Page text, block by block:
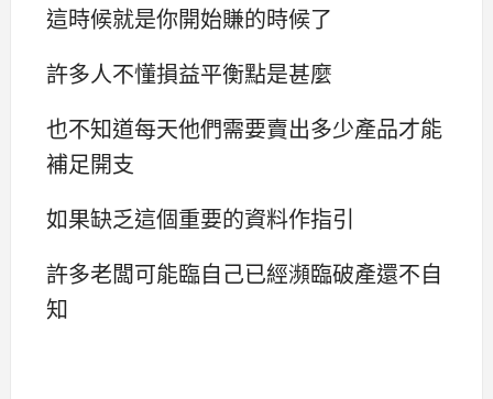
這時候就是你開始賺的時候了
許多人不懂損益平衡點是甚麼
也不知道每天他們需要賣出多少產品才能
補足開支
如果缺乏這個重要的資料作指引
許多老闆可能臨自己已經瀕臨破產還不自
知